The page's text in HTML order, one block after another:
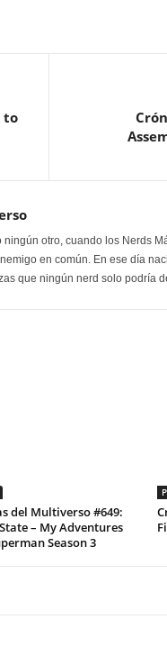
to
ningún otro, cuando los Nerds
en común. En ese día
que ningún nerd solo podría
del Multiverso #649:
– My Adventures
Season 3